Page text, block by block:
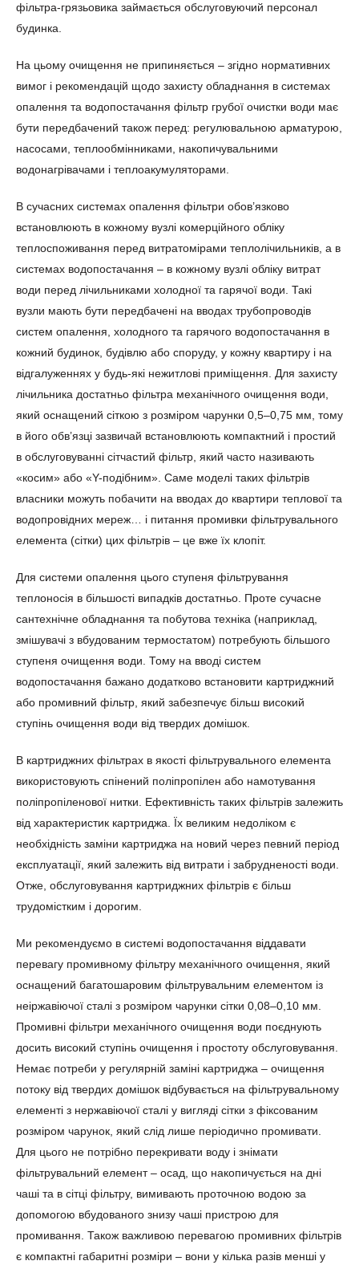
фільтра-грязьовика займається обслуговуючий персонал
будинка.
На цьому очищення не припиняється – згідно нормативних
вимог і рекомендацій щодо захисту обладнання в системах
опалення та водопостачання фільтр грубої очистки води має
бути передбачений також перед: регулювальною арматурою,
насосами, теплообмінниками, накопичувальними
водонагрівачами і теплоакумуляторами.
В сучасних системах опалення фільтри обов’язково
встановлюють в кожному вузлі комерційного обліку
теплоспоживання перед витратомірами теплолічильників, а в
системах водопостачання – в кожному вузлі обліку витрат
води перед лічильниками холодної та гарячої води. Такі
вузли мають бути передбачені на вводах трубопроводів
систем опалення, холодного та гарячого водопостачання в
кожний будинок, будівлю або споруду, у кожну квартиру і на
відгалуженнях у будь-які нежитлові приміщення. Для захисту
лічильника достатньо фільтра механічного очищення води,
який оснащений сіткою з розміром чарунки 0,5–0,75 мм, тому
в його обв’язці зазвичай встановлюють компактний і простий
в обслуговуванні сітчастий фільтр, який часто називають
«косим» або «Y-подібним». Саме моделі таких фільтрів
власники можуть побачити на вводах до квартири теплової та
водопровідних мереж… і питання промивки фільтрувального
елемента (сітки) цих фільтрів – це вже їх клопіт.
Для системи опалення цього ступеня фільтрування
теплоносія в більшості випадків достатньо. Проте сучасне
сантехнічне обладнання та побутова техніка (наприклад,
змішувачі з вбудованим термостатом) потребують більшого
ступеня очищення води. Тому на вводі систем
водопостачання бажано додатково встановити картриджний
або промивний фільтр, який забезпечує більш високий
ступінь очищення води від твердих домішок.
В картриджних фільтрах в якості фільтрувального елемента
використовують спінений поліпропілен або намотування
поліпропіленової нитки. Ефективність таких фільтрів залежить
від характеристик картриджа. Їх великим недоліком є
необхідність заміни картриджа на новий через певний період
експлуатації, який залежить від витрати і забрудненості води.
Отже, обслуговування картриджних фільтрів є більш
трудомістким і дорогим.
Ми рекомендуємо в системі водопостачання віддавати
перевагу промивному фільтру механічного очищення, який
оснащений багатошаровим фільтрувальним елементом із
неіржавіючої сталі з розміром чарунки сітки 0,08–0,10 мм.
Промивні фільтри механічного очищення води поєднують
досить високий ступінь очищення і простоту обслуговування.
Немає потреби у регулярній заміні картриджа – очищення
потоку від твердих домішок відбувається на фільтрувальному
елементі з нержавіючої сталі у вигляді сітки з фіксованим
розміром чарунок, який слід лише періодично промивати.
Для цього не потрібно перекривати воду і знімати
фільтрувальний елемент – осад, що накопичується на дні
чаші та в сітці фільтру, вимивають проточною водою за
допомогою вбудованого знизу чаші пристрою для
промивання. Також важливою перевагою промивних фільтрів
є компактні габаритні розміри – вони у кілька разів менші у